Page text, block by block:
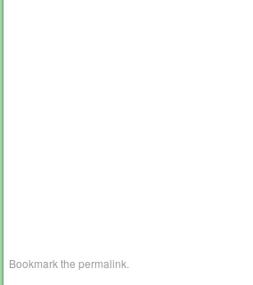
Bookmark thepermalink